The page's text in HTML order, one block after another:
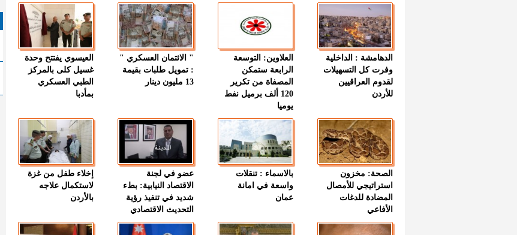
الدهامشة : الداخلية
وفرت كل التسهيلات
لقدوم العراقيين
للأردن
العلاوين: التوسعة
الرابعة ستمكن
المصفاة من تكرير
120 ألف برميل نفط
يوميا
" الائتمان العسكري "
: تمويل طلبات بقيمة
13 مليون دينار
العيسوي يفتتح وحدة
غسيل كلى بالمركز
الطبي العسكري
بمأدبا
الصحة: مخزون
استراتيجي للأمصال
المضادة للدغات
الأفاعي
بالاسماء : تنقلات
واسعة في امانة
عمان
عضو في لجنة
الاقتصاد النيابية: بطء
شديد في تنفيذ رؤية
التحديث الاقتصادي
إخلاء طفل من غزة
لاستكمال علاجه
بالأردن